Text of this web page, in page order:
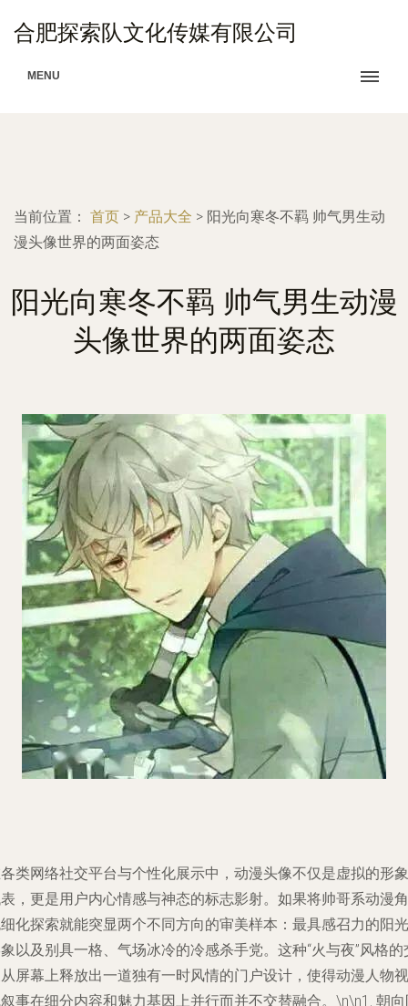
合肥探索队文化传媒有限公司
MENU
当前位置： 首页 > 产品大全 > 阳光向寒冬不羁 帅气男生动
漫头像世界的两面姿态
阳光向寒冬不羁 帅气男生动漫
头像世界的两面姿态
类网络社交平台与个性化展示中，动漫头像不仅是虚拟的形象
，更是用户内心情感与神态的标志影射。如果将帅哥系动漫角
化探索就能突显两个不同方向的审美样本：最具感召力的阳光
以及别具一格、气场冰冷的冷感杀手党。这种“火与夜”风格的
屏幕上释放出一道独有一时风情的门户设计，使得动漫人物视
事在细分内容和魅力基因上并行而并不交替融合。\n\n1. 朝